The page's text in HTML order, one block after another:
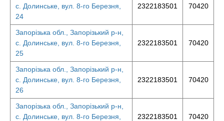
с. Долинське, вул. 8-го Березня,
24
2322183501 70420
Запорізька обл., Запорізький р-н,
с. Долинське, вул. 8-го Березня,
25
2322183501 70420
Запорізька обл., Запорізький р-н,
с. Долинське, вул. 8-го Березня,
26
2322183501 70420
Запорізька обл., Запорізький р-н,
с. Долинське, вул. 8-го Березня,
2322183501 70420